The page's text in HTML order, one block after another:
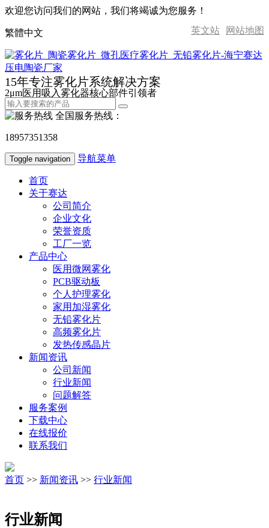
欢迎您访问我们的网站，我们将竭诚为您服务！
网站地图
英文站
繁體中文
15年专注雾化片系统解决方案
2μm医用吸入雾化器核心部件引领者
全国服务热线：
18957351358
Toggle navigation 导航菜单
首页
关于赛达
公司简介
企业文化
荣誉资质
工厂一览
产品中心
医用微网雾化
PCB驱动板
个人护理雾化
家用加湿雾化
无铅雾化片
高频雾化片
发热传感晶片
新闻资讯
公司新闻
行业新闻
问题解答
服务案例
下载中心
在线报价
联系我们
首页 >> 新闻资讯 >> 行业新闻
行业新闻